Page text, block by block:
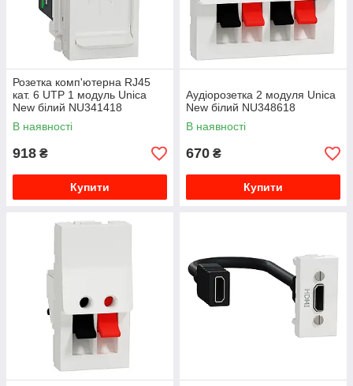
Розетка комп'ютерна RJ45
кат. 6 UTP 1 модуль Unica
New білий NU341418
В наявності
918 ₴
Купити
Аудіорозетка 2 модуля Unica
New білий NU348618
В наявності
670 ₴
Купити